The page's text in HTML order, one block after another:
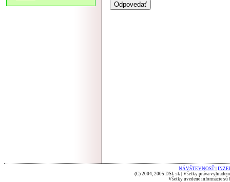
NÁVŠTEVNOSŤ
(C) 2004, 2005 DSL.sk | Všetky práva
Všetky uvedené informácie sú